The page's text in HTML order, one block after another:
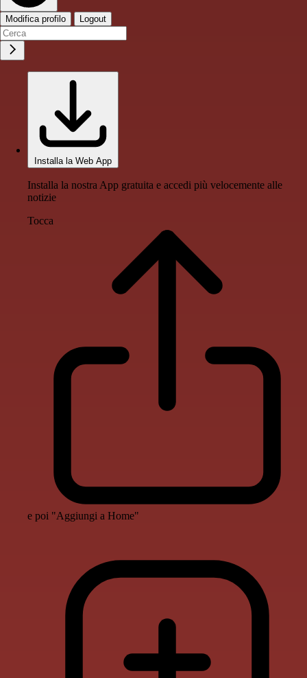
Modifica profilo Logout
Installa la Web App
Installa la nostra App gratuita e accedi più velocemente alle
notizie
Tocca
e poi "Aggiungi a Home"